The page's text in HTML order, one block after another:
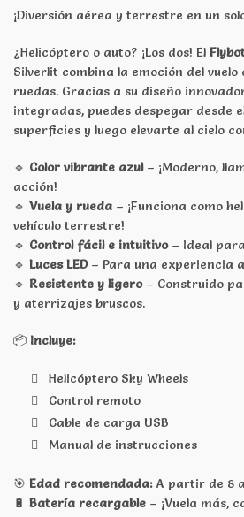
¡Diversión aérea y terrestre en un
¿Helicóptero o auto? ¡Los dos! El
Silverlit combina la emoción del vuelo
ruedas. Gracias a su diseño
integradas, puedes despegar desde
superficies y luego elevarte al cielo
🔹 Color vibrante azul– ¡Moderno,
acción!
🔹 Vuela y rueda – ¡Funciona como
vehículo terrestre!
🔹 Control fácil e intuitivo– Ideal
🔹 Luces LED– Para una experiencia
🔹 Resistente y ligero– Construido
y aterrizajes bruscos.
📦 Incluye:
Helicóptero Sky Wheels
Control remoto
Cable de carga USB
Manual de instrucciones
🎯 Edad recomendada:A partir de 8
🔋 Batería recargable – ¡Vuela más,